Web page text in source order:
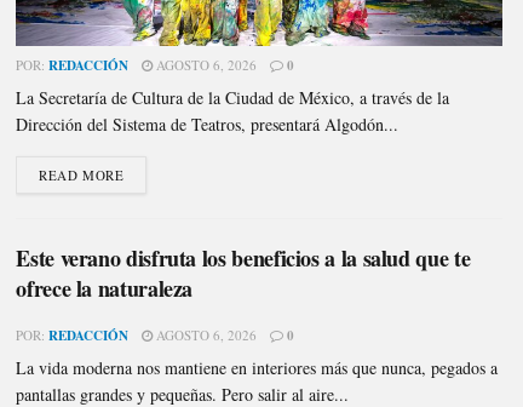
POR: REDACCIÓN AGOSTO 6, 2026 0
La Secretaría de Cultura de la Ciudad de México, a través de la
Dirección del Sistema de Teatros, presentará Algodón...
READ MORE
Este verano disfruta los beneficios a la salud que te
ofrece la naturaleza
POR: REDACCIÓN AGOSTO 6, 2026 0
La vida moderna nos mantiene en interiores más que nunca, pegados a
pantallas grandes y pequeñas. Pero salir al aire...